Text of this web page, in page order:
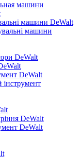
машини
машини DeWalt
машини
DeWalt
DeWalt
інструмент
DeWalt
DeWalt